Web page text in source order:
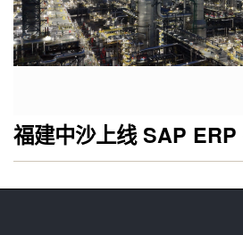
福建中沙上线 SAP ERP